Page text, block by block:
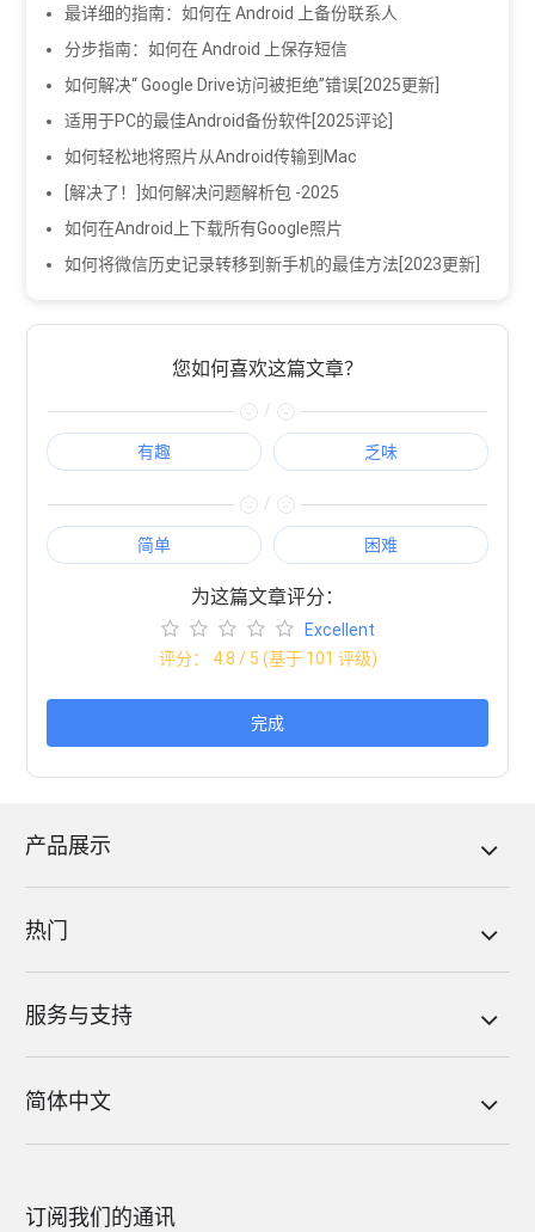
最详细的指南：如何在 Android 上备份联系人
分步指南：如何在 Android 上保存短信
如何解决“ Google Drive访问被拒绝”错误[2025更新]
适用于PC的最佳Android备份软件[2025评论]
如何轻松地将照片从Android传输到Mac
[解决了！]如何解决问题解析包 -2025
如何在Android上下载所有Google照片
如何将微信历史记录转移到新手机的最佳方法[2023更新]
您如何喜欢这篇文章？
/
有趣 乏味
/
简单 困难
为这篇文章评分：
Excellent
评分： 4.8 / 5 (基于 101 评级)
完成
产品展示
热门
服务与支持
简体中文
订阅我们的通讯